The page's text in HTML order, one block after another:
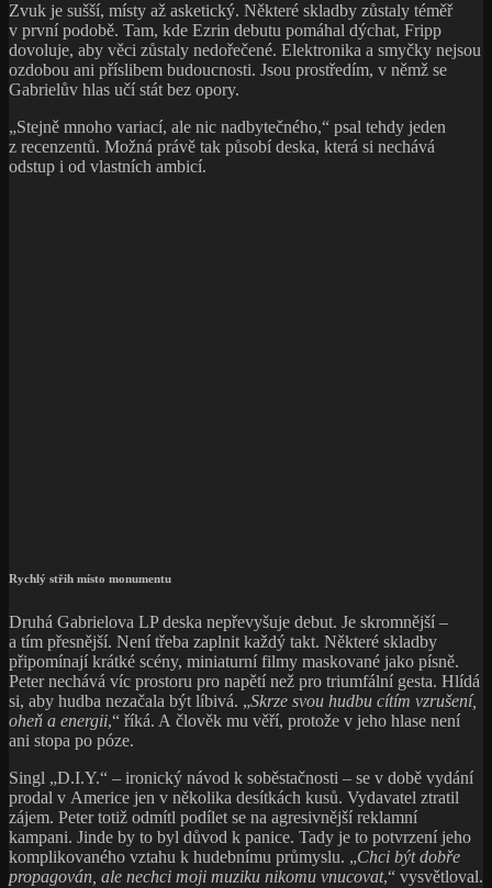
Zvuk je sušší, místy až asketický. Některé skladby zůstaly téměř
v první podobě. Tam, kde Ezrin debutu pomáhal dýchat, Fripp
dovoluje, aby věci zůstaly nedořečené. Elektronika a smyčky nejsou
ozdobou ani příslibem budoucnosti. Jsou prostředím, v němž se
Gabrielův hlas učí stát bez opory.
„Stejně mnoho variací, ale nic nadbytečného,“ psal tehdy jeden
z recenzentů. Možná právě tak působí deska, která si nechává
odstup i od vlastních ambicí.
Rychlý střih místo monumentu
Druhá Gabrielova LP deska nepřevyšuje debut. Je skromnější –
a tím přesnější. Není třeba zaplnit každý takt. Některé skladby
připomínají krátké scény, miniaturní filmy maskované jako písně.
Peter nechává víc prostoru pro napětí než pro triumfální gesta. Hlídá
si, aby hudba nezačala být líbivá. „Skrze svou hudbu cítím vzrušení,
oheň a energii,“ říká. A člověk mu věří, protože v jeho hlase není
ani stopa po póze.
Singl „D.I.Y.“ – ironický návod k soběstačnosti – se v době vydání
prodal v Americe jen v několika desítkách kusů. Vydavatel ztratil
zájem. Peter totiž odmítl podílet se na agresivnější reklamní
kampani. Jinde by to byl důvod k panice. Tady je to potvrzení jeho
komplikovaného vztahu k hudebnímu průmyslu. „Chci být dobře
propagován, ale nechci moji muziku nikomu vnucovat,“ vysvětloval.